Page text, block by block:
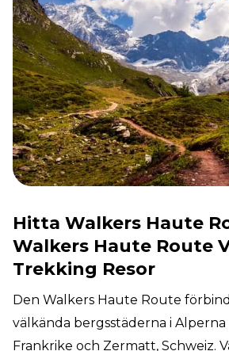
Hitta Walkers Haute
Walkers Haute Route
Trekking Resor
Den Walkers Haute Route
välkända bergsstäderna i Alperna
Frankrike och Zermatt, Schweiz.